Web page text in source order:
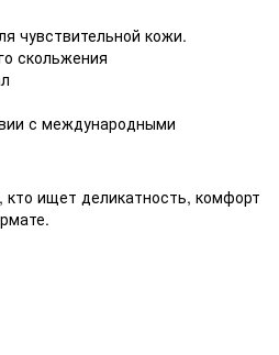
чувствительной кожи.
скольжения
с международными
кто ищет деликатность, комфорт